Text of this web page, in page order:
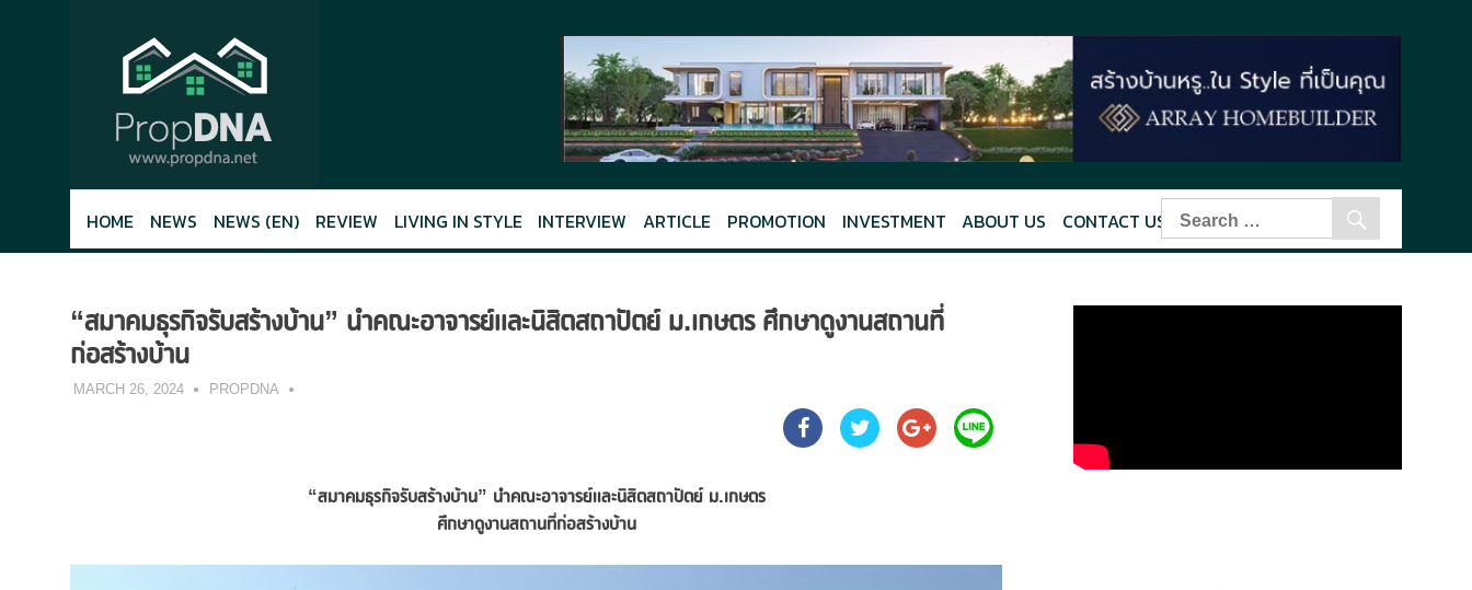
HOME NEWS NEWS (EN) REVIEW LIVING IN STYLE INTERVIEW ARTICLE PROMOTION INVESTMENT ABOUT US CONTACT US
“สมาคมธุรกิจรับสร้างบ้าน” นำคณะอาจารย์และนิสิตสถาปัตย์ ม.เกษตร ศึกษาดูงานสถานที่
ก่อสร้างบ้าน
MARCH 26, 2024 PROPDNA
“สมาคมธุรกิจรับสร้างบ้าน” นำคณะอาจารย์และนิสิตสถาปัตย์ ม.เกษตร
ศึกษาดูงานสถานที่ก่อสร้างบ้าน